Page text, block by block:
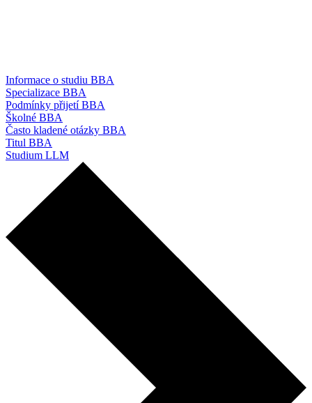
Informace o studiu BBA
Specializace BBA
Podmínky přijetí BBA
Školné BBA
Často kladené otázky BBA
Titul BBA
Studium LLM